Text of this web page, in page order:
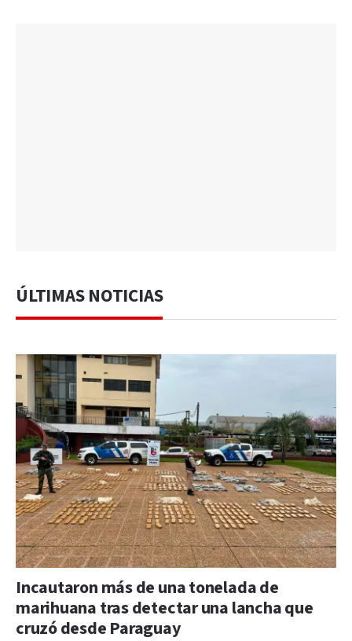
ÚLTIMAS NOTICIAS
Incautaron más de una tonelada de
marihuana tras detectar una lancha que
cruzó desde Paraguay